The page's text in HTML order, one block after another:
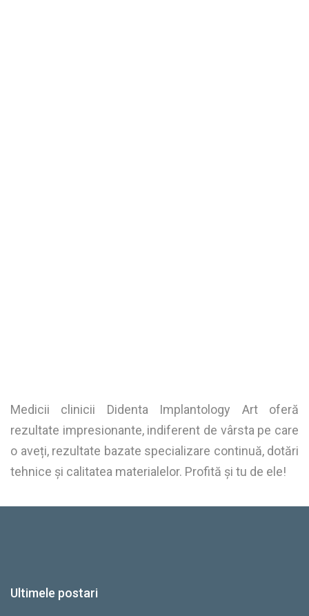
Medicii clinicii Didenta Implantology Art oferă
rezultate impresionante, indiferent de vârsta pe care
o aveți, rezultate bazate specializare continuă, dotări
tehnice și calitatea materialelor. Profită și tu de ele!
Ultimele postari